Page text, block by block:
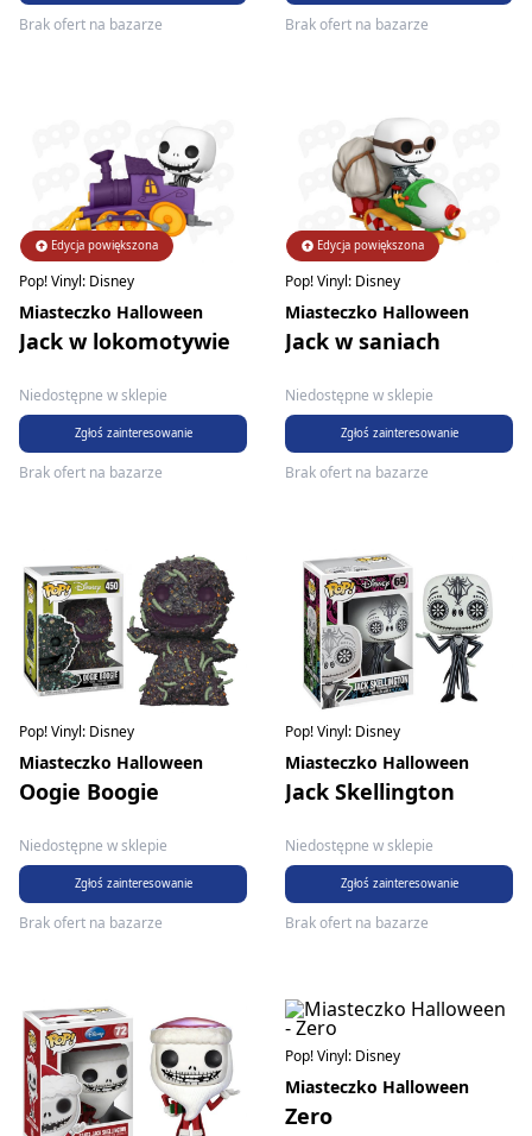
Brak ofert na bazarze Brak ofert na bazarze
Edycja powiększona
Pop! Vinyl: Disney
Miasteczko Halloween
Jack w lokomotywie
Niedostępne w sklepie
Zgłoś zainteresowanie
Brak ofert na bazarze
Edycja powiększona
Pop! Vinyl: Disney
Miasteczko Halloween
Jack w saniach
Niedostępne w sklepie
Zgłoś zainteresowanie
Brak ofert na bazarze
Pop! Vinyl: Disney
Miasteczko Halloween
Oogie Boogie
Niedostępne w sklepie
Zgłoś zainteresowanie
Brak ofert na bazarze
Pop! Vinyl: Disney
Miasteczko Halloween
Jack Skellington
Niedostępne w sklepie
Zgłoś zainteresowanie
Brak ofert na bazarze
Pop! Vinyl: Disney
Miasteczko Halloween
Zero